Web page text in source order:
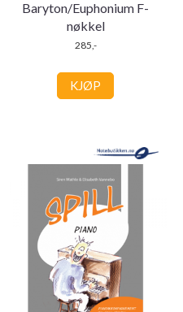
Baryton/Euphonium F-
nøkkel
285,-
KJØP